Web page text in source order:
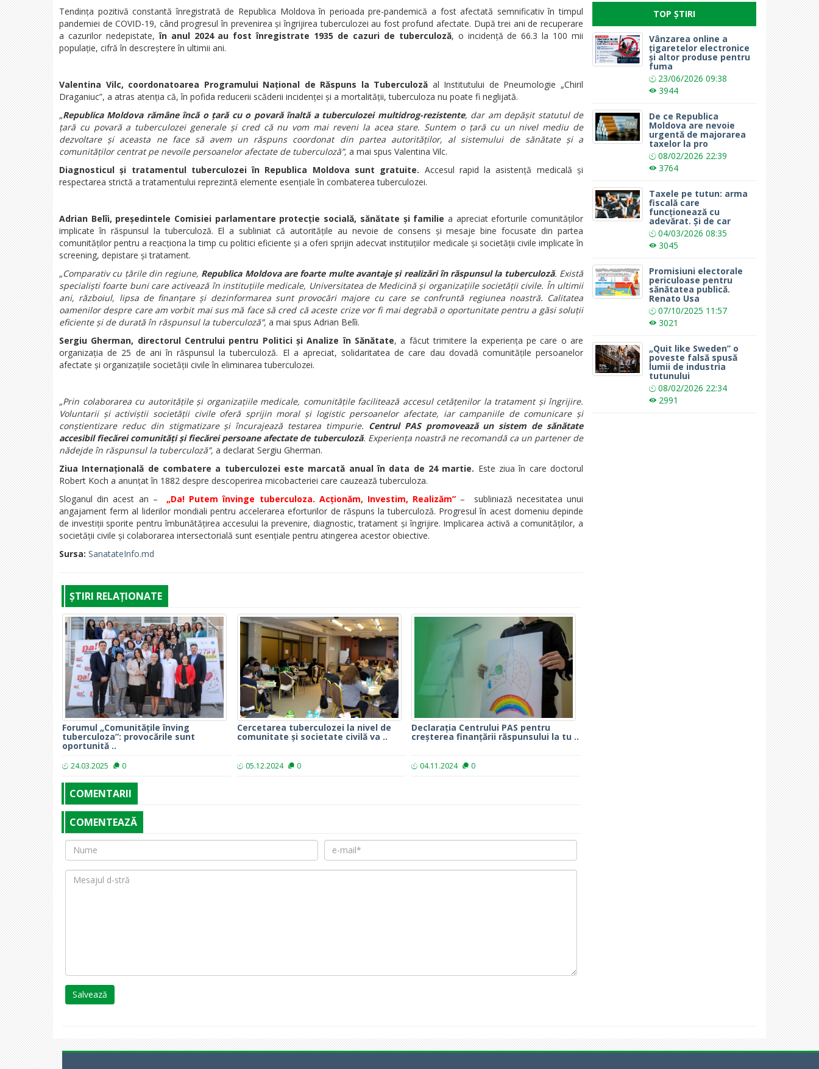
Tendința pozitivă constantă înregistrată de Republica Moldova în perioada pre-pandemică a fost afectată semnificativ în timpul
pandemiei de COVID-19, când progresul în prevenirea și îngrijirea tuberculozei au fost profund afectate. După trei ani de recuperare
a cazurilor nedepistate,în anul 2024 au fost înregistrate 1935 de cazuri de tuberculoză, o incidență de 66.3 la 100 mii
populație, cifră în descreștere în ultimii ani.
Valentina Vilc, coordonatoarea Programului Național de Răspuns la Tuberculoză al Institutului de Pneumologie „Chiril
Draganiuc”, a atras atenția că, în pofida reducerii scăderii incidenței și a mortalității, tuberculoza nu poate fi neglijată.
„Republica Moldova rămâne încă o țară cu o povară înaltă a tuberculozei multidrog-rezistente, dar am depășit statutul de
țară cu povară a tuberculozei generale și cred că nu vom mai reveni la acea stare. Suntem o țară cu un nivel mediu de
dezvoltare și aceasta ne face să avem un răspuns coordonat din partea autorităților, al sistemului de sănătate și a
comunităților centrat pe nevoile persoanelor afectate de tuberculoză”, a mai spus Valentina Vilc.
Diagnosticul și tratamentul tuberculozei în Republica Moldova sunt gratuite. Accesul rapid la asistență medicală și
respectarea strictă a tratamentului reprezintă elemente esențiale în combaterea tuberculozei.
Adrian Belîi, președintele Comisiei parlamentare protecție socială, sănătate și familie a apreciat eforturile comunităților
implicate în răspunsul la tuberculoză. El a subliniat că autoritățile au nevoie de consens și mesaje bine focusate din partea
comunităților pentru a reacționa la timp cu politici eficiente și a oferi sprijin adecvat instituțiilor medicale și societății civile implicate în
screening, depistare și tratament.
„Comparativ cu țările din regiune, Republica Moldova are foarte multe avantaje și realizări în răspunsul la tuberculoză. Există
specialiști foarte buni care activează în instituțiile medicale, Universitatea de Medicină și organizațiile societății civile. În ultimii
ani, războiul, lipsa de finanțare și dezinformarea sunt provocări majore cu care se confruntă regiunea noastră. Calitatea
oamenilor despre care am vorbit mai sus mă face să cred că aceste crize vor fi mai degrabă o oportunitate pentru a găsi soluții
eficiente și de durată în răspunsul la tuberculoză”, a mai spus Adrian Belîi.
Sergiu Gherman, directorul Centrului pentru Politici și Analize în Sănătate, a făcut trimitere la experiența pe care o are
organizația de 25 de ani în răspunsul la tuberculoză. El a apreciat, solidaritatea de care dau dovadă comunitățile persoanelor
afectate și organizațiile societății civile în eliminarea tuberculozei.
„Prin colaborarea cu autoritățile și organizațiile medicale, comunitățile facilitează accesul cetățenilor la tratament și îngrijire.
Voluntarii și activiștii societății civile oferă sprijin moral și logistic persoanelor afectate, iar campaniile de comunicare și
conștientizare reduc din stigmatizare și încurajează testarea timpurie. Centrul PAS promovează un sistem de sănătate
accesibil fiecărei comunități și fiecărei persoane afectate de tuberculoză. Experiența noastră ne recomandă ca un partener de
nădejde în răspunsul la tuberculoză”, a declarat Sergiu Gherman.
Ziua Internațională de combatere a tuberculozei este marcată anual în data de 24 martie. Este ziua în care doctorul
Robert Koch a anunțat în 1882 despre descoperirea micobacteriei care cauzează tuberculoza.
Sloganul din acest an –
„Da! Putem învinge tuberculoza. Acționăm, Investim, Realizăm” – subliniază necesitatea unui
angajament ferm al liderilor mondiali pentru accelerarea eforturilor de răspuns la tuberculoză. Progresul în acest domeniu depinde
de investiții sporite pentru îmbunătățirea accesului la prevenire, diagnostic, tratament și îngrijire. Implicarea activă a comunităților, a
societății civile și colaborarea intersectorială sunt esențiale pentru atingerea acestor obiective.
Sursa: SanatateInfo.md
ȘTIRI RELAȚIONATE
Forumul „Comunitățile înving
tuberculoza”: provocările sunt
oportunită ..
24.03.2025 0
Cercetarea tuberculozei la nivel de
comunitate și societate civilă va ..
05.12.2024 0
Declarația Centrului PAS pentru
creșterea finanțării răspunsului la tu ..
04.11.2024 0
COMENTARII
COMENTEAZĂ
Salvează
TOP ȘTIRI
Vânzarea online a
țigaretelor electronice
și altor produse pentru
fuma
23/06/2026 09:38
3944
De ce Republica
Moldova are nevoie
urgentă de majorarea
taxelor la pro
08/02/2026 22:39
3764
Taxele pe tutun: arma
fiscală care
funcționează cu
adevărat. Și de car
04/03/2026 08:35
3045
Promisiuni electorale
periculoase pentru
sănătatea publică.
Renato Usa
07/10/2025 11:57
3021
„Quit like Sweden” o
poveste falsă spusă
lumii de industria
tutunului
08/02/2026 22:34
2991